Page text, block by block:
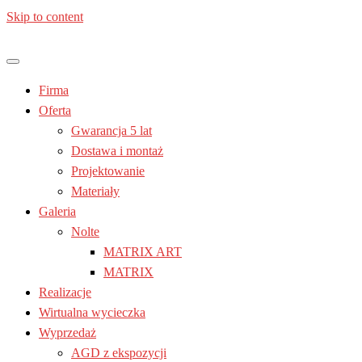
Skip to content
Meble kuchenne – Laura | Nolte
| Lublin
Firma
Oferta
Gwarancja 5 lat
Dostawa i montaż
Projektowanie
Materiały
Galeria
Nolte
MATRIX ART
MATRIX
Realizacje
Wirtualna wycieczka
Wyprzedaż
AGD z ekspozycji